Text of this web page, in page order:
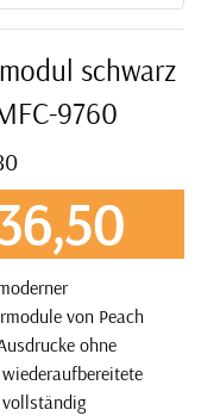
schwarz
9760
von Peach
ohne